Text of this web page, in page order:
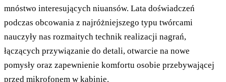
mnóstwo interesujących niuansów. Lata doświadczeń
podczas obcowania z najróżniejszego typu twórcami
nauczyły nas rozmaitych technik realizacji nagrań,
łączących przywiązanie do detali, otwarcie na nowe
pomysły oraz zapewnienie komfortu osobie przebywającej
przed mikrofonem w kabinie.